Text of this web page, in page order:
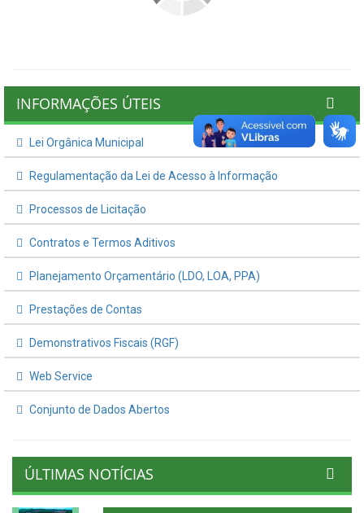
INFORMAÇÕES ÚTEIS
Lei Orgânica Municipal
Regulamentação da Lei de Acesso à Informação
Processos de Licitação
Contratos e Termos Aditivos
Planejamento Orçamentário (LDO, LOA, PPA)
Prestações de Contas
Demonstrativos Fiscais (RGF)
Web Service
Conjunto de Dados Abertos
ÚLTIMAS NOTÍCIAS